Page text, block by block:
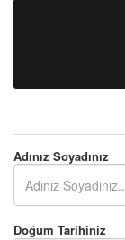
Adınız Soyadınız
Doğum Tarihiniz